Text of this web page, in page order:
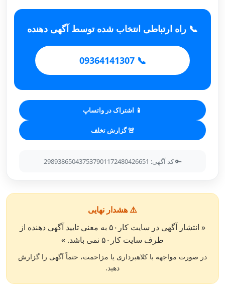
📞 راه ارتباطی انتخاب شده توسط آگهی دهنده
📞 09364141307
📱 اشتراک در واتساپ
🚨 گزارش تخلف
🔑 کد آگهی: 298938650437537901172480426651
⚠️ هشدار نهایی
« انتشار آگهی در سایت کار۵۰ به معنی تایید آگهی دهنده از
طرف سایت کار۵۰ نمی باشد. »
در صورت مواجهه با کلاهبرداری یا مزاحمت، حتماً آگهی را گزارش
دهید.